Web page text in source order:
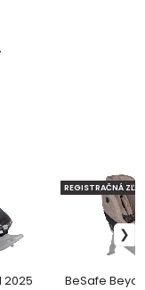
2025
BeSafe
REGISTRAČNÁ